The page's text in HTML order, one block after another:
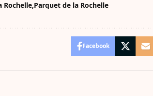
Rochelle Parquet de la Rochelle
Facebook